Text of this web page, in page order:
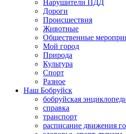
Нарушители ПДД
Дороги
Происшествия
Животные
Общественные
Мой город
Природа
Культура
Спорт
Разное
Наш Бобруйск
бобруйская
справка
транспорт
расписание движения